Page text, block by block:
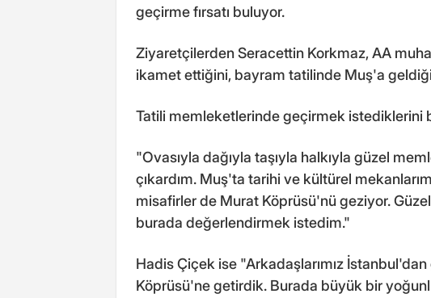
geçirme fırsatı buluyor.
Ziyaretçilerden Seracettin Korkmaz, AA
ikamet ettiğini, bayram tatilinde Muş'a
Tatili memleketlerinde geçirmek istediklerini
"Ovasıyla dağıyla taşıyla halkıyla güzel
çıkardım. Muş'ta tarihi ve kültürel
misafirler de Murat Köprüsü'nü geziyor.
burada değerlendirmek istedim."
Hadis Çiçek ise "Arkadaşlarımız
Köprüsü'ne getirdik. Burada büyük bir